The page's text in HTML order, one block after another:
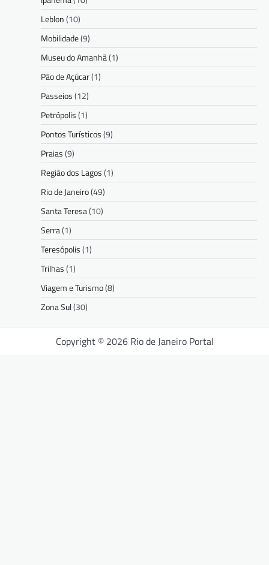
Leblon(10)
Mobilidade(9)
Museu do Amanhã(1)
Pão de Açúcar(1)
Passeios(12)
Petrópolis(1)
Pontos Turísticos(9)
Praias(9)
Região dos Lagos(1)
Rio de Janeiro(49)
Santa Teresa(10)
Serra(1)
Teresópolis(1)
Trilhas(1)
Viagem e Turismo(8)
Zona Sul(30)
Copyright © 2026 Rio de Janeiro Portal